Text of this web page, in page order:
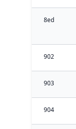
8ed
902
903
904